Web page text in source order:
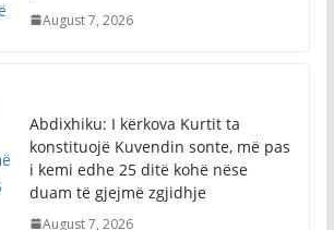
August 7, 2026
Abdixhiku: I kërkova Kurtit ta
konstituojë Kuvendin sonte, më pas
i kemi edhe 25 ditë kohë nëse
duam të gjejmë zgjidhje
August 7, 2026